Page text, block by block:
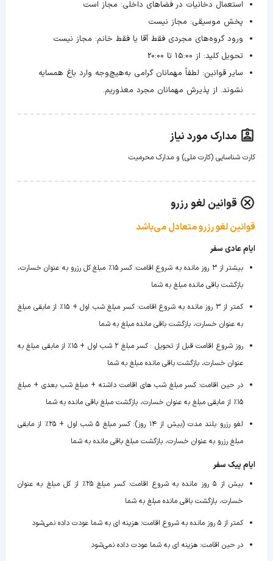
استعمال دخانیات در فضاهای داخلی: مجاز است
پخش موسیقی: مجاز نیست
ورود گروه‌های مجردی فقط آقا یا فقط خانم: مجاز نیست
تحویل کلید: از 15:00 تا 20:00
سایر قوانین: لطفاً مهمانان گرامی به‌هیچ‌وجه وارد باغ همسایه
نشوند. از پذیرش مهمانان مجرد معذوریم.
مدارک مورد نیاز
کارت شناسایی (کارت ملی) و مدارک محرمیت
قوانین لغو رزرو
قوانین لغو رزرو متعادل می‌باشد
ایام عادی سفر
بیشتر از ۳ روز مانده به شروع اقامت :
کسر ۱۵٪ مبلغ کل رزرو به عنوان خسارت،
بازگشت باقی مانده مبلغ به شما
کمتر از ۳ روز مانده به شروع اقامت
:
کسر مبلغ شب اول + ۱۵٪ از مابقی مبلغ
به عنوان خسارت، بازگشت باقی مانده مبلغ به شما
روز شروع اقامت قبل از تحویل :
کسر مبلغ ۲ شب اول + ۱۵٪ از مابقی مبلغ به
عنوان خسارت، بازگشت باقی مانده مبلغ به شما
در حین اقامت: کسر مبلغ شب های اقامت داشته + مبلغ شب بعدی + مبلغ
۱۵٪ از مابقی مبلغ به عنوان خسارت، بازگشت مبلغ باقی مانده به شما
لغو رزرو بلند مدت (بیش از ۱۴ روز)
:
کسر مبلغ ۵ شب اول + ۲۵٪ از مابقی
مبلغ رزرو به عنوان خسارت، بازگشت مبلغ باقی مانده به شما
ایام پیک سفر
بیش از ۵ روز مانده به شروع اقامت :
کسر مبلغ ۲۵٪ از کل مبلغ به عنوان
خسارت، بازگشت باقی مانده مبلغ به شما
کمتر از ۵ روز مانده به شروع اقامت
: هزینه ای به شما عودت داده نمی‌شود
در حین اقامت: هزینه ای به شما عودت داده نمی‌شود